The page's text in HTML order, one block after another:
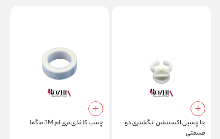
جا چسبی اکستنشن انگشتری دو
قسمتی
چسب کاغذی تری ام 3M ماگما